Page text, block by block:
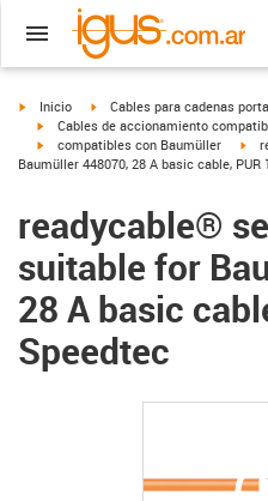
igus-icon-arrow-right
Inicio igus-icon-arrow-right
Cables para cadenas
igus-icon-arrow-right
Cables de accionamiento
igus-icon-arrow-right
compatibles con Baumüller
Baumüller 448070, 28 A basic cable, PUR
readycable®
suitable for
28 A basic
Speedtec